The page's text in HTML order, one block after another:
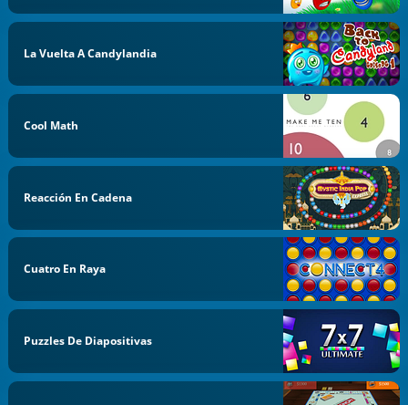
La Vuelta A Candylandia
Cool Math
Reacción En Cadena
Cuatro En Raya
Puzzles De Diapositivas